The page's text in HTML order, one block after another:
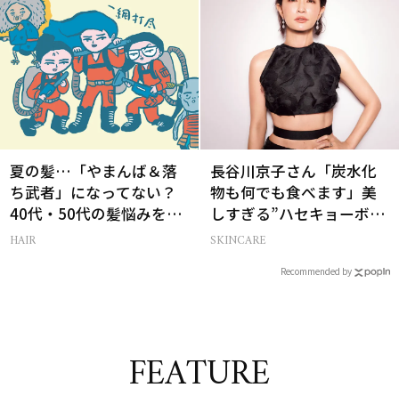
夏の髪…「やまんば＆落
ち武者」になってない？
40代・50代の髪悩みをレ
スキューする裏ワザ
HAIR
長谷川京子さん「炭水化
物も何でも食べます」美
しすぎる”ハセキョーボデ
ィ”を作る秘訣
SKINCARE
Recommended by
FEATURE